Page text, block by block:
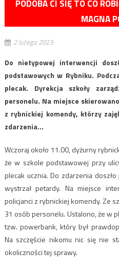
PODOBA CI SIĘ TO CO
MAGNA
2 lutego 2023
Do nietypowej interwencji
podstawowych w Rybniku.
plecak. Dyrekcja szkoły
personelu. Na miejsce
z rybnickiej komendy, którzy
zdarzenia…
Wczoraj około 11.00, dyżurny
że w szkole podstawowej przy
plecak ucznia. Do zdarzenia
wystrzał petardy. Na miejsce
policjanci z rybnickiej komendy. Ze
31 osób personelu. Ustalono, że w
tzw. powerbank, który był
Na szczęście nikomu nic się nie
okoliczności tej sprawy.